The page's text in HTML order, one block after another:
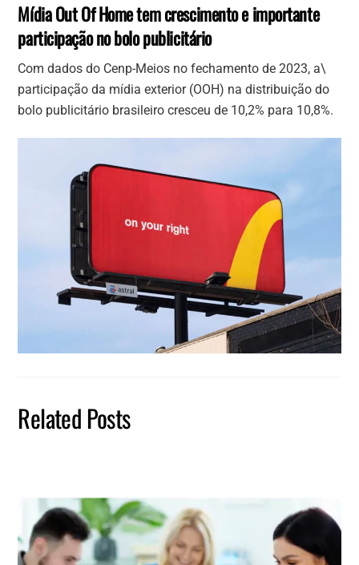
Mídia Out Of Home tem crescimento e importante
participação no bolo publicitário
Com dados do Cenp-Meios no fechamento de 2023, a\
participação da mídia exterior (OOH) na distribuição do
bolo publicitário brasileiro cresceu de 10,2% para 10,8%.
Related Posts